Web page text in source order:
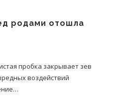
родами отошла
пробка закрывает зев
воздействий